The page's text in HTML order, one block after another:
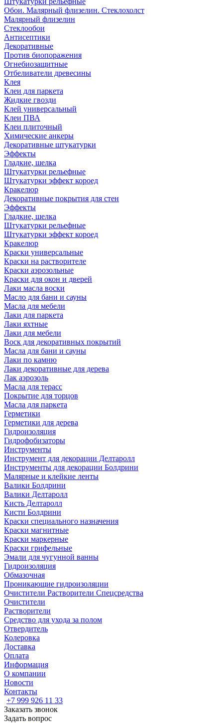
Обои. Малярный флизелин. Стеклохолст
Малярный флизелин
Стеклообои
Антисептики
Декоративные
Против биопоражения
Огнебиозащитные
Отбеливатели древесины
Клея
Клеи для паркета
Жидкие гвозди
Клей универсальный
Клеи ПВА
Клеи плиточный
Химические анкеры
Декоративные штукатурки
Эффекты
Гладкие, шелка
Штукатурки рельефные
Штукатурки эффект короед
Кракелюр
Декоративные покрытия для стен
Эффекты
Гладкие, шелка
Штукатурки рельефные
Штукатурки эффект короед
Кракелюр
Краски универсальные
Краски на растворителе
Краски аэрозольные
Краски для окон и дверей
Лаки масла воски
Масло для бани и сауны
Масла для мебели
Лаки для паркета
Лаки яхтные
Лаки для мебели
Воск для декоративных покрытий
Масла для бани и сауны
Лаки по камню
Лаки декоративные для дерева
Лак аэрозоль
Масла для терасс
Покрытие для торцов
Масла для паркета
Герметики
Герметики для дерева
Гидроизоляция
Гидрофобизаторы
Инструменты
Инструмент для декорации Делтаролл
Инструменты для декорации Болдрини
Малярные и клейкие ленты
Валики Болдрини
Валики Делтаролл
Кисть Делтаролл
Кисти Болдрини
Краски специального назначения
Краски магнитные
Краски маркерные
Краски грифельные
Эмали для чугунной ванны
Гидроизоляция
Обмазочная
Проникающие гидроизоляции
Очистители Растворители Спецсредства
Очистители
Растворители
Средство для ухода за полом
Отвердитель
Колеровка
Доставка
Оплата
Информация
О компании
Новости
Контакты
+7 999 926 11 33
Заказать звонок
Задать вопрос